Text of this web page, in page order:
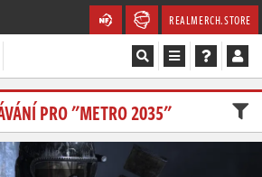
REALMERCH.STORE
PRO "METRO 2035"